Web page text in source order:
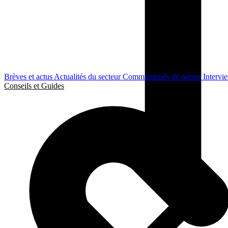
Brèves et actus Actualités du secteurCommuniqués de presse
Conseils et Guides